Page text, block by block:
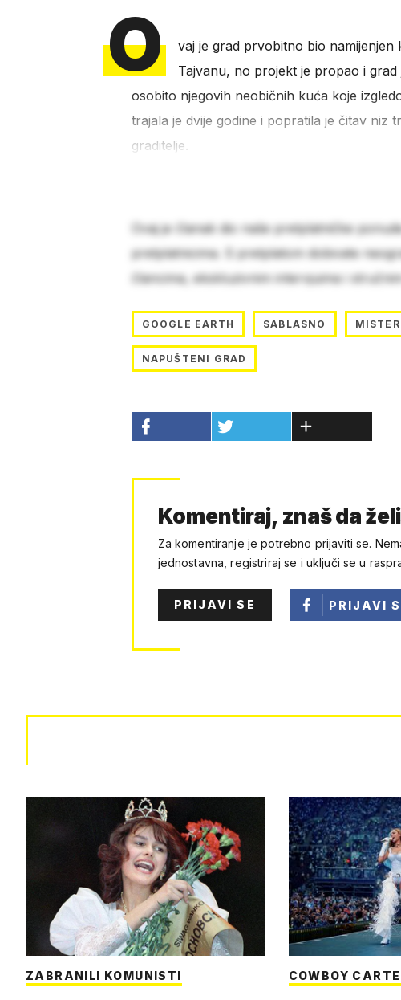
O vaj je grad prvobitno bio namijenjen
Tajvanu, no projekt je propao i
osobito njegovih neobičnih kuća koje
trajala je dvije godine i popratila je čitav niz
graditelje.
Ovaj je članak dio naše pretplatničke
pretplatnicima. S pretplatom dobivate
člancima, ekskluzivnim intervjuima i
GOOGLE EARTH SABLASNO
NAPUŠTENI GRAD
Komentiraj, znaš da
Za komentiranje je potrebno prijaviti se.
jednostavna, registriraj se i uključi se u
PRIJAVI SE PRIJAVI
ZABRANILI KOMUNISTI COWBOY